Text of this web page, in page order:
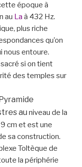
époque à
au La à 432 Hz.
plus riche
qu’on
nous entoure.
si on tient
des temples sur
au niveau de la
cm et est une
sa construction.
Toltèque de
la périphérie